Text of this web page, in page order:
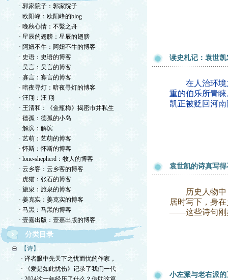
· 郭家院子：郭家院子
· 欧阳峰：欧阳峰的blog
· 晚秋心情：不繫之舟
· 星辰的翅膀：星辰的翅膀
· 阿妞不牛：阿妞不牛的博客
· 史语：史语的博客
· 吴言：吴言的博客
· 寡言：寡言的博客
· 暗夜寻灯：暗夜寻灯的博客
· 汪翔：汪 翔
· 王清和：《金瓶梅》揭密市井私生
· 德孤：德孤的小岛
· 解滨：解滨
· 艺萌：艺萌的博客
· 怀斯：怀斯的博客
· lone-shepherd：牧人的博客
· 云乡客：云乡客的博客
· 虎猫：张石的博客
· 旅泉：旅泉的博客
· 姜克实：姜克实的博客
· 马黑：马黑的博客
· 壹嘉出版：壹嘉出版的博客
分类目录
【诗】
· 译者眼中先天下之忧而忧的作家，
· 《爱是如此忧伤》记录了我们一代
读史札记：袁世
在人治环境之
重的伯乐所青
凯正被贬回河
袁世凯的诗真写
历史人物中，
居时写下，身
——这些诗句刚
小左派与老右派